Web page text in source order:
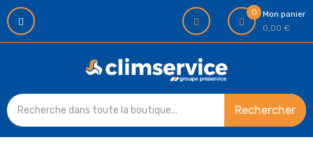
0
Mon panier
0,00 €
Rechercher